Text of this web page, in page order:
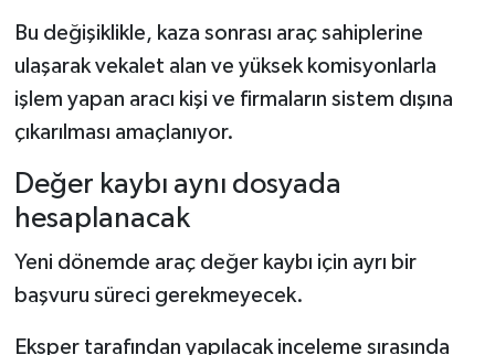
Bu değişiklikle, kaza sonrası araç sahiplerine
ulaşarak vekalet alan ve yüksek komisyonlarla
işlem yapan aracı kişi ve firmaların sistem dışına
çıkarılması amaçlanıyor.
Değer kaybı aynı dosyada
hesaplanacak
Yeni dönemde araç değer kaybı için ayrı bir
başvuru süreci gerekmeyecek.
Eksper tarafından yapılacak inceleme sırasında